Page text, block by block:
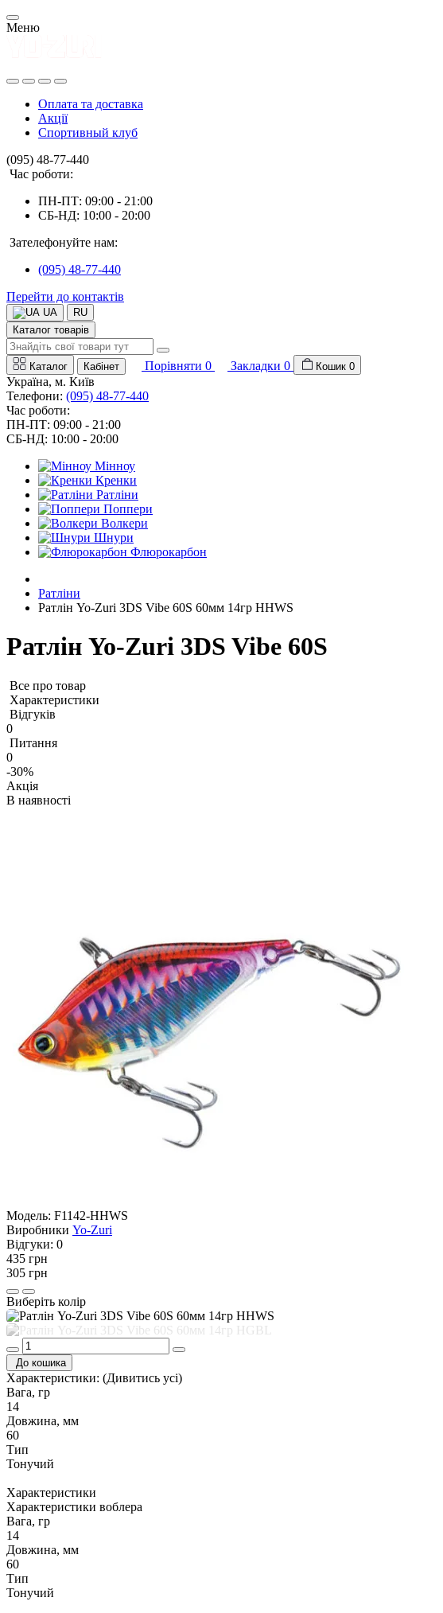
Меню
Оплата та доставка
Акції
Спортивный клуб
(095) 48-77-440
Час роботи:
ПН-ПТ: 09:00 - 21:00
СБ-НД: 10:00 - 20:00
Зателефонуйте нам:
(095) 48-77-440
Перейти до контактів
UA
RU
Каталог товарів
Каталог Кабінет Порівняти 0 Закладки 0 Кошик 0
Україна, м. Київ
Телефони: (095) 48-77-440
Час роботи:
ПН-ПТ: 09:00 - 21:00
СБ-НД: 10:00 - 20:00
Мінноу
Кренки
Ратліни
Поппери
Волкери
Шнури
Флюрокарбон
Ратліни
Ратлін Yo-Zuri 3DS Vibe 60S 60мм 14гр HHWS
Ратлін Yo-Zuri 3DS Vibe 60S
Все про товар
Характеристики
Відгуків
0
Питання
0
-30%
Акція
В наявності
Модель: F1142-HHWS
Виробники Yo-Zuri
Відгуки: 0
435 грн
305 грн
Виберіть колір
До кошика
Характеристики: (Дивитись усі)
Вага, гр
14
Довжина, мм
60
Тип
Тонучий
Характеристики
Характеристики воблера
Вага, гр
14
Довжина, мм
60
Тип
Тонучий